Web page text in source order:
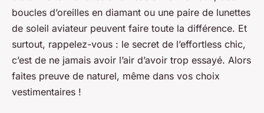
boucles d’oreilles en diamant ou une paire de lunettes
de soleil aviateur peuvent faire toute la différence. Et
surtout, rappelez-vous : le secret de l’effortless chic,
c’est de ne jamais avoir l’air d’avoir trop essayé. Alors
faites preuve de naturel, même dans vos choix
vestimentaires !